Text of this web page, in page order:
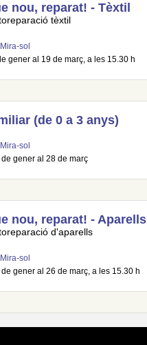
nou, reparat! - Tèxtil
tèxtil
sol
gener al 19 de març, a les 15.30 h
(de 0 a 3 anys)
sol
de gener al 28 de març
nou, reparat! - Aparells
d'aparells
sol
de gener al 26 de març, a les 15.30 h